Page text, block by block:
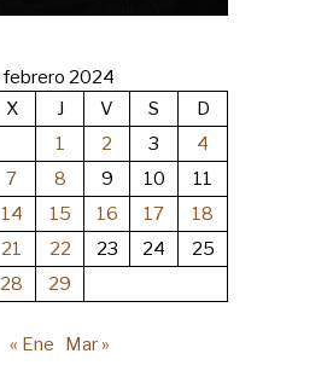
febrero 2024
X J V S
D
1
2 3
4
7 8 9 10
11
14 15 16 17
18
21 22 23 24
25
28 29
« Ene Mar »